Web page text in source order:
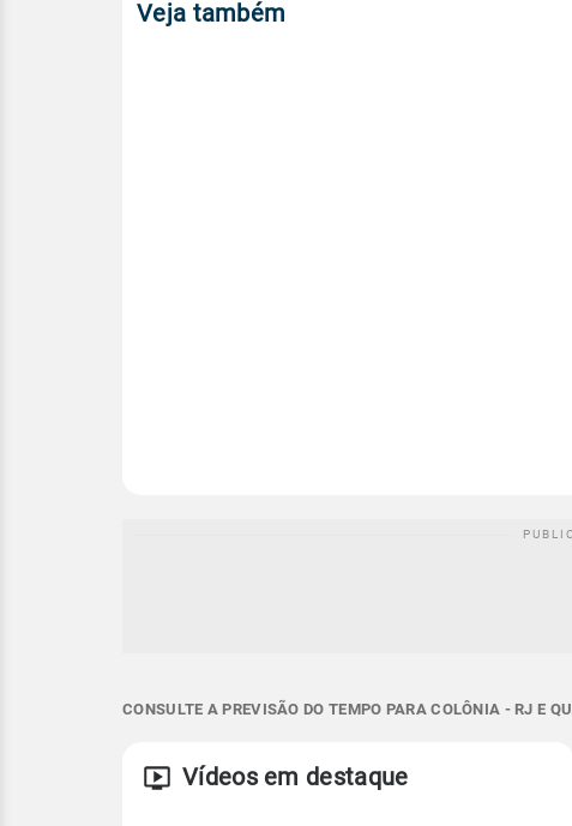
Veja também
CONSULTE A PREVISÃO DO TEMPO PARA COLÔNIA - RJ E
Vídeos em destaque